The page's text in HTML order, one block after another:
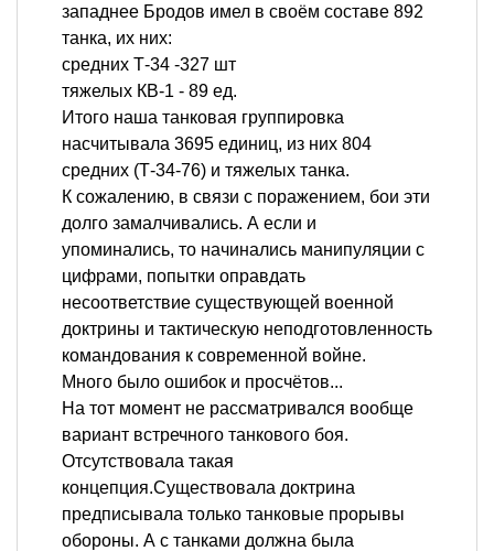
западнее Бродов имел в своём составе 892
танка, их них:
средних Т-34 -327 шт
тяжелых КВ-1 - 89 ед.
Итого наша танковая группировка
насчитывала 3695 единиц, из них 804
средних (Т-34-76) и тяжелых танка.
К сожалению, в связи с поражением, бои эти
долго замалчивались. А если и
упоминались, то начинались манипуляции с
цифрами, попытки оправдать
несоответствие существующей военной
доктрины и тактическую неподготовленность
командования к современной войне.
Много было ошибок и просчётов...
На тот момент не рассматривался вообще
вариант встречного танкового боя.
Отсутствовала такая
концепция.Существовала доктрина
предписывала только танковые прорывы
обороны. А с танками должна была